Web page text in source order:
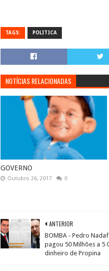
TAGS: POLITICA
NOTÍCIAS RELACIONADAS
GOVERNO
Outubro 26, 2017 0
ANTERIOR
BOMBA - Pedro Nadaf
pagou 50 Milhões a 5
dinheiro de Propina